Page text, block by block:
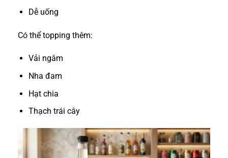
Dễ uống
Có thể topping thêm:
Vải ngâm
Nha đam
Hạt chia
Thạch trái cây